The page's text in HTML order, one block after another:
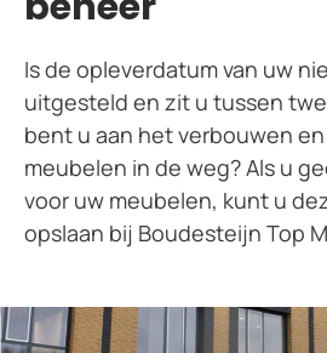
Is de opleverdatum van uw
uitgesteld en zit u tussen
bent u aan het verbouwen
meubelen in de weg? Als u
voor uw meubelen, kunt u
opslaan bij Boudesteijn Top